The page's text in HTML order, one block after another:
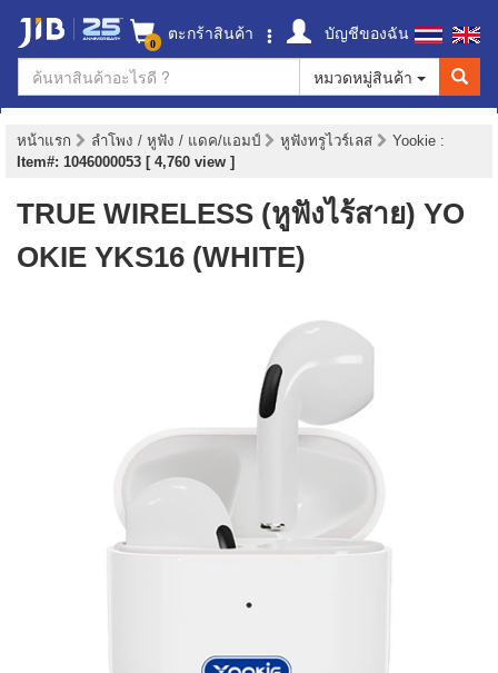
0 ตะกร้าสินค้า
บัญชีของฉัน
หมวดหมู่สินค้า
หน้าแรก ลำโพง / หูฟัง / แดค/แอมป์ หูฟังทรูไวร์เลส Yookie :
Item#: 1046000053 [ 4,760 view ]
TRUE WIRELESS (หูฟังไร้สาย) YO
OKIE YKS16 (WHITE)